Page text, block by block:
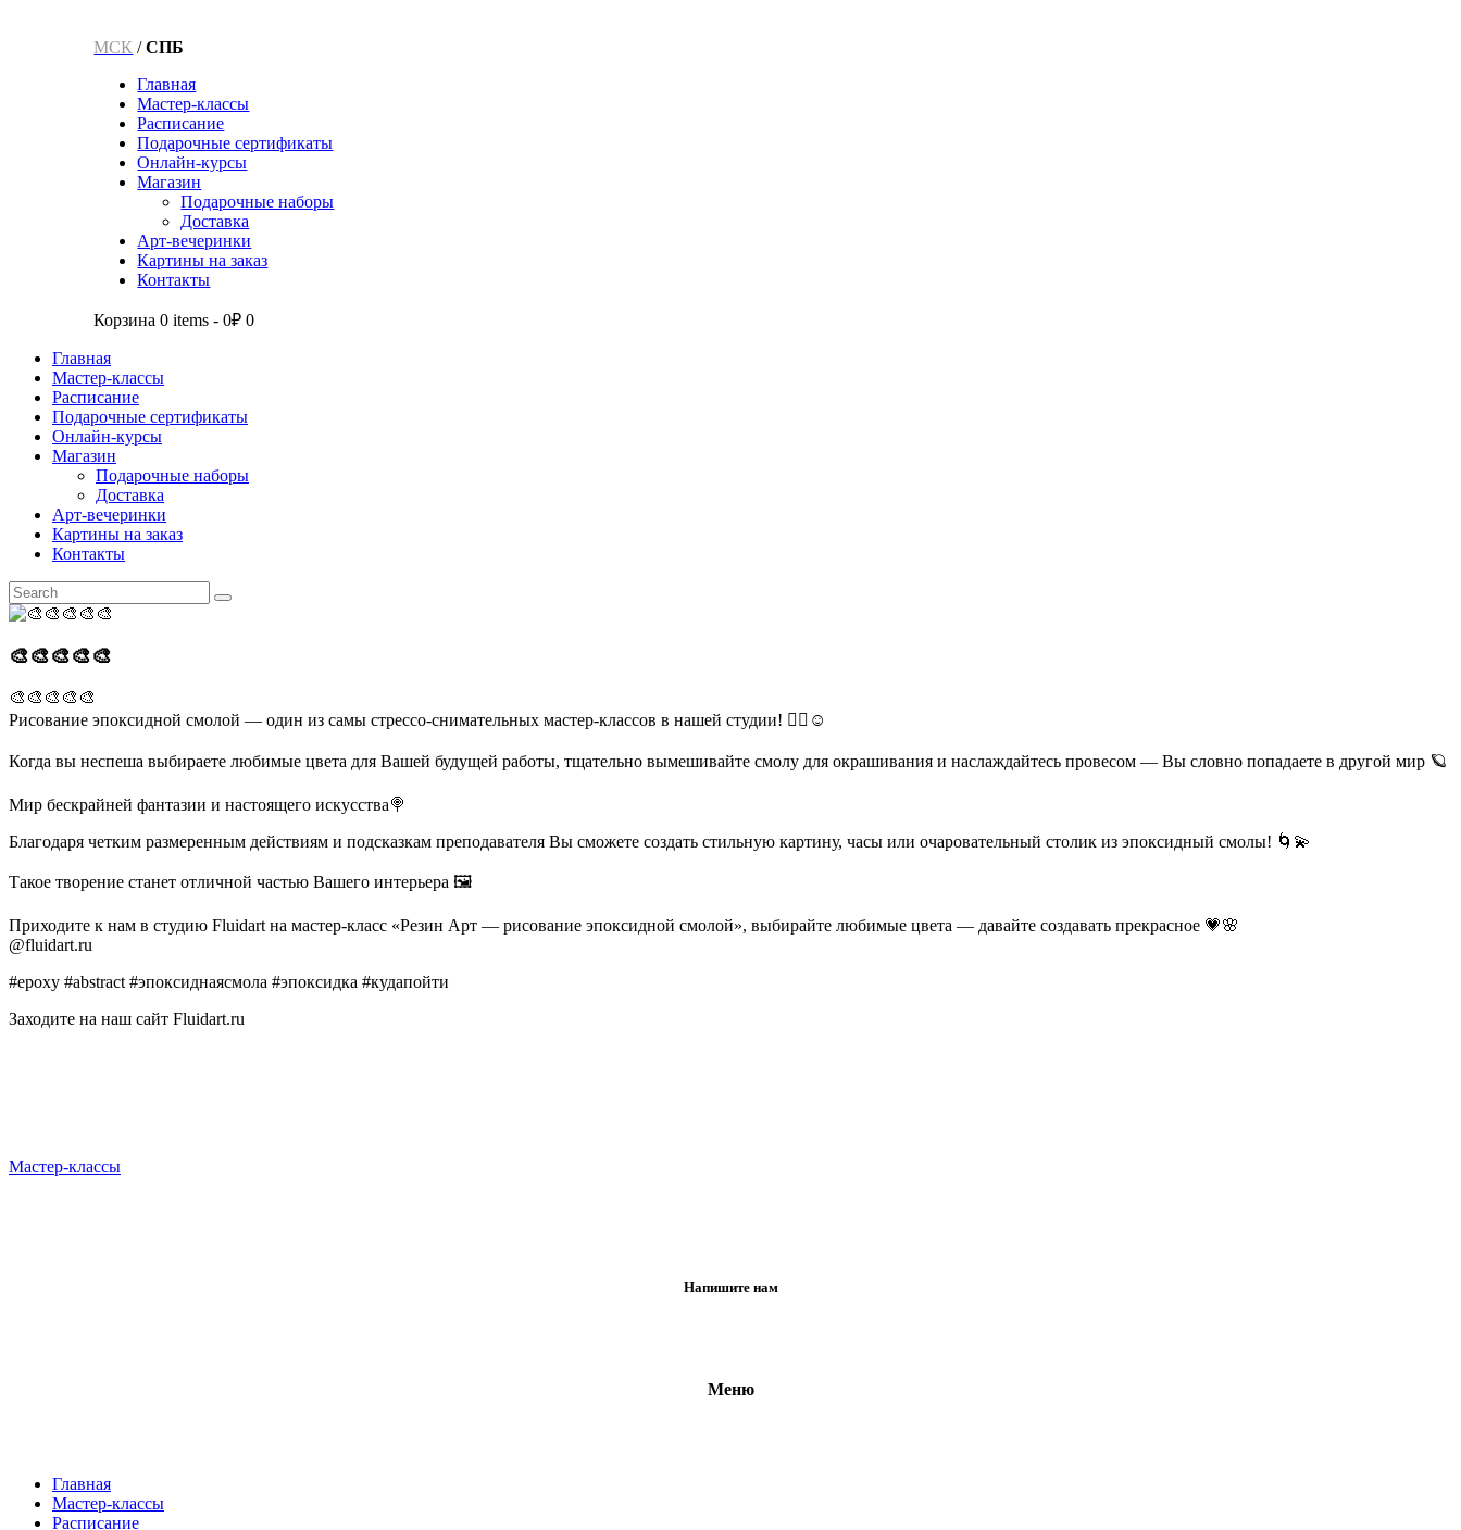
МСК /СПБ
Главная
Мастер-классы
Расписание
Подарочные сертификаты
Онлайн-курсы
Магазин
Подарочные наборы
Доставка
Арт-вечеринки
Картины на заказ
Контакты
Корзина 0 items -0₽ 0
Главная
Мастер-классы
Расписание
Подарочные сертификаты
Онлайн-курсы
Магазин
Подарочные наборы
Доставка
Арт-вечеринки
Картины на заказ
Контакты
🎨🎨🎨🎨🎨
🎨🎨🎨🎨🎨
Рисование эпоксидной смолой — один из самы стрессо-снимательных мастер-классов в нашей студии! 🧘‍♀️☺️
Когда вы неспеша выбираете любимые цвета для Вашей будущей работы, тщательно вымешивайте смолу для окрашивания и наслаждайтесь провесом — Вы словно попадаете в другой мир 🪐
Мир бескрайней фантазии и настоящего искусства🍭
Благодаря четким размеренным действиям и подсказкам преподавателя Вы сможете создать стильную картину, часы или очаровательный столик из эпоксидный смолы! 🌀💫
Такое творение станет отличной частью Вашего интерьера 🖼️
Приходите к нам в студию Fluidart на мастер-класс «Резин Арт — рисование эпоксидной смолой», выбирайте любимые цвета — давайте создавать прекрасное 💗🌸
@fluidart.ru
#epoxy #abstract #эпоксиднаясмола #эпоксидка #кудапойти
Заходите на наш сайт Fluidart.ru
Мастер-классы
Напишите нам
Меню
Главная
Мастер-классы
Расписание